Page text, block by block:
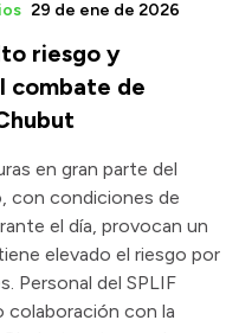
riesgo y
combate de
29 de ene de 2026
en gran parte del
con condiciones de
el día, provocan un
elevado el riesgo por
Personal del SPLIF
con la